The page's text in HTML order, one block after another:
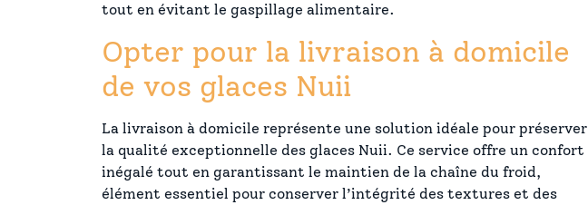
tout en évitant le gaspillage alimentaire.
Opter pour la livraison à domicile
de vos glaces Nuii
La livraison à domicile représente une solution idéale pour préserver
la qualité exceptionnelle des glaces Nuii. Ce service offre un confort
inégalé tout en garantissant le maintien de la chaîne du froid,
élément essentiel pour conserver l’intégrité des textures et des